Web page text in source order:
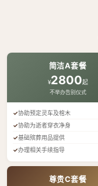
简洁A套餐
¥2800起
不举办告别仪式
协助预定灵车及棺木
协助为逝者穿衣净身
基础殡葬用品提供
办理相关手续指导
尊贵C套餐